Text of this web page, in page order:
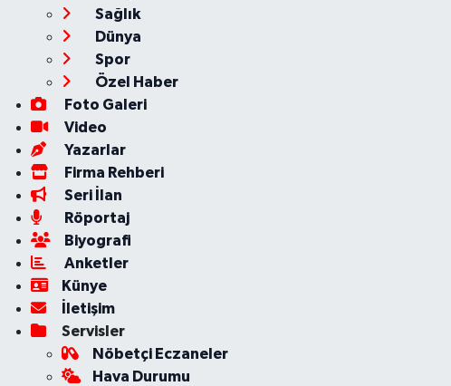
Sağlık
Dünya
Spor
Özel Haber
Foto Galeri
Video
Yazarlar
Firma Rehberi
Seri İlan
Röportaj
Biyografi
Anketler
Künye
İletişim
Servisler
Nöbetçi Eczaneler
Hava Durumu